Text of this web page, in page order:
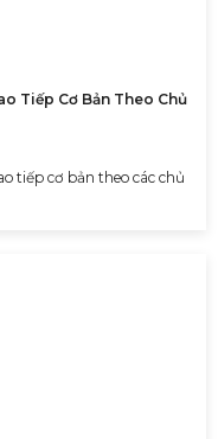
Tiếp Cơ Bản Theo Chủ
tiếp cơ bản theo các chủ